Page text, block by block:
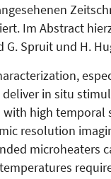
Im Abstract
Spruit und H.
in situ
with high
resolution
microheaters